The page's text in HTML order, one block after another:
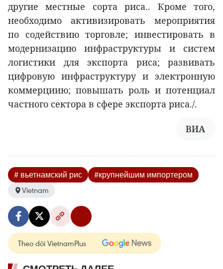
другие местные сорта риса.. Кроме того,
необходимо активизировать мероприятия
по содействию торговле; инвестировать в
модернизацию инфраструктуры и систем
логистики для экспорта риса; развивать
цифровую инфраструктуру и электронную
коммерциию; повышать роль и потенциал
частного сектора в сфере экспорта риса./.
ВИА
# вьетнамский рис
#крупнейшим импортером
Vietnam
Theo dõi VietnamPlus